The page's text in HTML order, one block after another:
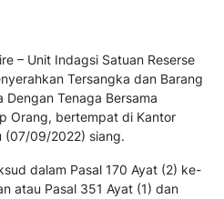
– Unit Indagsi Satuan Reserse
Tersangka dan Barang
Tenaga Bersama
Orang, bertempat di Kantor
(07/09/2022) siang.
dalam Pasal 170 Ayat (2) ke-
atau Pasal 351 Ayat (1) dan